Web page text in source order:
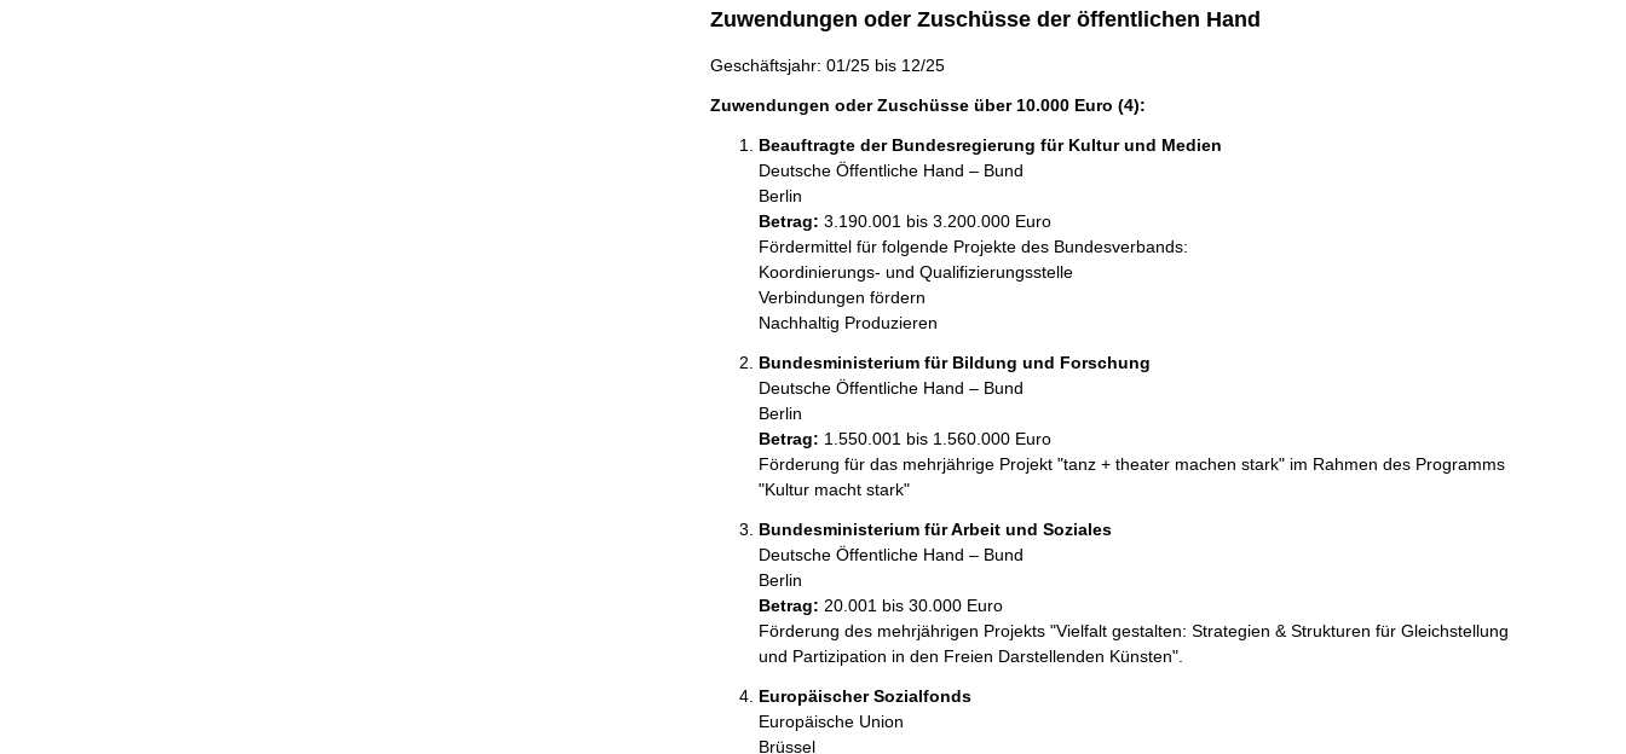
Zuwendungen oder Zuschüsse der öffentlichen Hand
Geschäftsjahr: 01/25 bis 12/25
Zuwendungen oder Zuschüsse über 10.000 Euro (4):
Beauftragte der Bundesregierung für Kultur und Medien
Deutsche Öffentliche Hand – Bund
Berlin
Betrag: 3.190.001 bis 3.200.000 Euro
Fördermittel für folgende Projekte des Bundesverbands:
Koordinierungs- und Qualifizierungsstelle
Verbindungen fördern
Bundesministerium für Bildung und Forschung
Deutsche Öffentliche Hand – Bund
Berlin
Betrag: 1.550.001 bis 1.560.000 Euro
Förderung für das mehrjährige Projekt "tanz + theater machen stark" im Rahmen des Programms
"Kultur macht stark"
Bundesministerium für Arbeit und Soziales
Deutsche Öffentliche Hand – Bund
Berlin
Betrag: 20.001 bis 30.000 Euro
Förderung des mehrjährigen Projekts "Vielfalt gestalten: Strategien & Strukturen für Gleichstellung
und Partizipation in den Freien Darstellenden Künsten".
Europäischer Sozialfonds
Europäische Union
Brüssel